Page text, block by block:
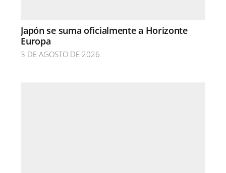
Japón se suma oficialmente a Horizonte
Europa
3 DE AGOSTO DE 2026